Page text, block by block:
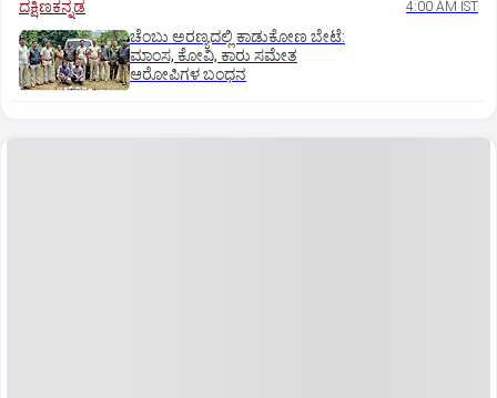
ದಕ್ಷಿಣಕನ್ನಡ 4:00 AM IST
ಚೆಂಬು ಅರಣ್ಯದಲ್ಲಿ ಕಾಡುಕೋಣ ಬೇಟೆ:
ಮಾಂಸ, ಕೋವಿ, ಕಾರು ಸಮೇತ
ಆರೋಪಿಗಳ ಬಂಧನ